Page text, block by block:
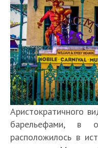
Аристократичного
барельефами, в
расположилось в